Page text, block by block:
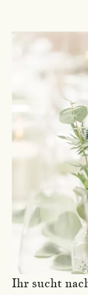
Ihr sucht